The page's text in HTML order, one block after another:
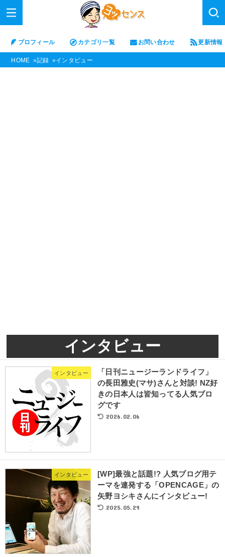
プロフィール カテゴリ一覧 お問い合わせ 更新情報
HOME 記録 インタビュー
インタビュー
インタビュー
「日刊ニュージーランドライフ」
の長田雅史(マサ)さんと対談! NZ好
きの日本人は皆知ってる人気ブロ
グです
2026.02.06
インタビュー
[WP]最強と話題!? 人気ブログ用テ
ーマを連発する「OPENCAGE」の
矢野ヨシキさんにインタビュー!
2025.05.29